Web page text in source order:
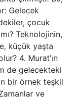
Gelecek
çocuk
Teknolojinin,
küçük yaşta
4. Murat’ın
de gelecekteki
bir örnek teşkil
ve